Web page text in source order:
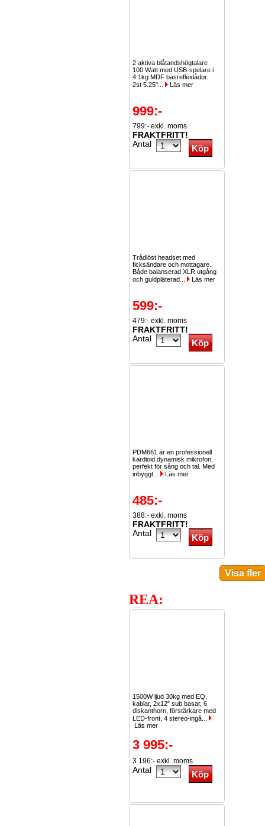
2 aktiva blåtandshögtalare
100 Watt med USB-spelare i
4.1kg MDF basreflexlådor.
2st 5.25"...
Läs mer
999:-
799:- exkl. moms
FRAKTFRITT!
Antal
Trådlöst headset med
ficksändare och mottagare.
Både balanserad XLR utgång
och guldpläterad...
Läs mer
599:-
479:- exkl. moms
FRAKTFRITT!
Antal
PDM661 är en professionell
kardioid dynamisk mikrofon,
perfekt för sång och tal. Med
inbyggt...
Läs mer
485:-
388:- exkl. moms
FRAKTFRITT!
Antal
REA:
1500W ljud 30kg med EQ,
kablar, 2x12" sub basar, 6
diskanthorn, förstärkare med
LED-front, 4 stereo-ingå...
Läs mer
3 995:-
3 196:- exkl. moms
Antal